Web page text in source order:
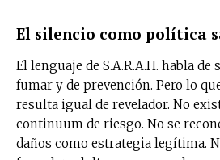
El silencio como política
El lenguaje de S.A.R.A.H. habla de
fumar y de prevención. Pero lo
resulta igual de revelador. No
continuum de riesgo. No se
daños como estrategia legítima.